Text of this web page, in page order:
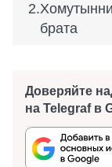
брата
Доверяйте
на Telegraf в